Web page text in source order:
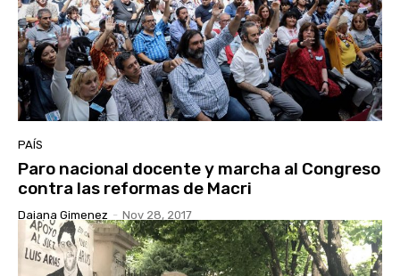
PAÍS
Paro nacional docente y marcha al Congreso
contra las reformas de Macri
Daiana Gimenez - Nov 28, 2017